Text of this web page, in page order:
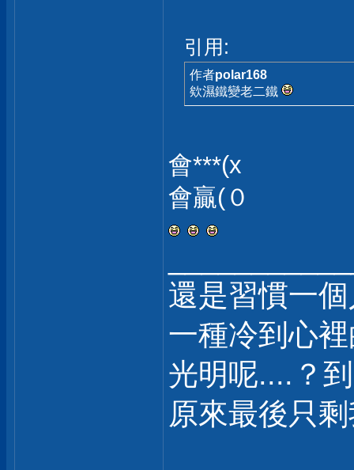
引用:
作者polar168
欸濕鐵變老二鐵
會***(x
會贏(０
還是習慣一
一種冷到心
光明呢....？
原來最後只